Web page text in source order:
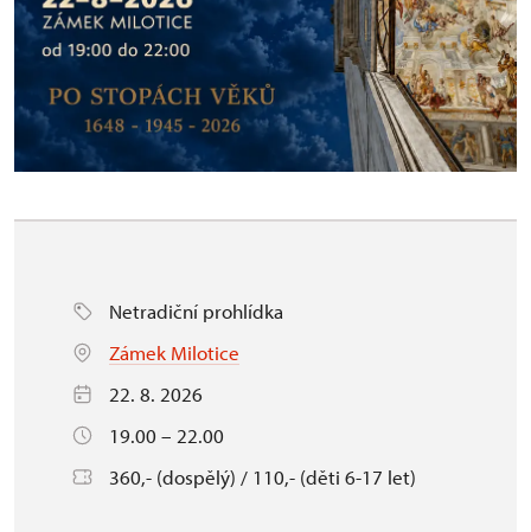
Netradiční prohlídka
Zámek Milotice
22. 8. 2026
19.00 – 22.00
360,- (dospělý) / 110,- (děti 6-17 let)